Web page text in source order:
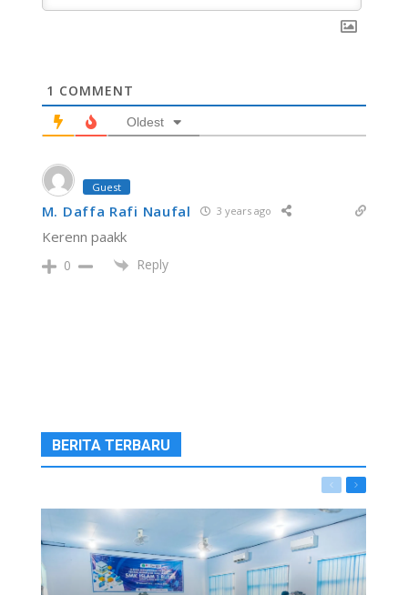
1 COMMENT
Oldest
Guest
M. Daffa Rafi Naufal 3 years ago
Kerenn paakk
0 Reply
BERITA TERBARU
Previous
Next